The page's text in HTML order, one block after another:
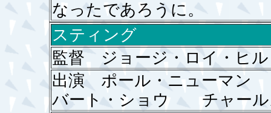
なったであろうに。
スティング
監督 ジョージ・ロイ・ヒル
出演 ポール・ニューマ
バート・ショウ チャール